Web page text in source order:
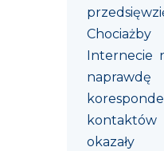
Internecie